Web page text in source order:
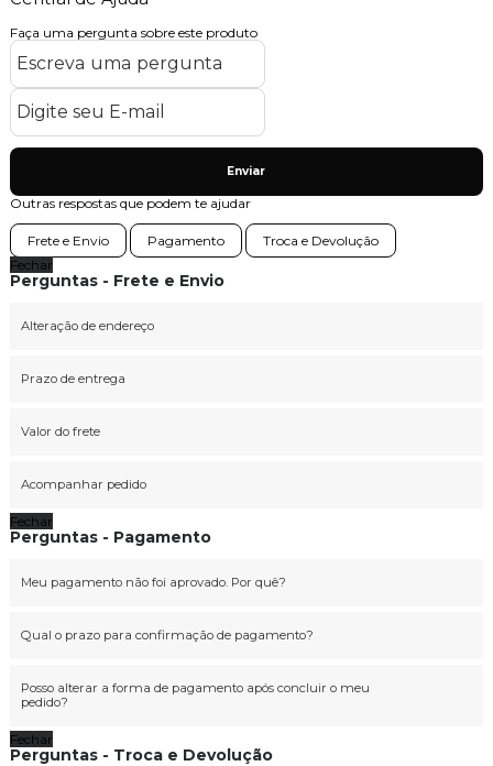
Faça uma pergunta sobre este produto
Enviar
Outras respostas que podem te ajudar
Frete e Envio Pagamento
Troca e Devolução
Fechar
Perguntas - Frete e Envio
Alteração de endereço
Prazo de entrega
Valor do frete
Acompanhar pedido
Fechar
Perguntas - Pagamento
Meu pagamento não foi aprovado. Por quê?
Qual o prazo para confirmação de pagamento?
Posso alterar a forma de pagamento após concluir o meu
pedido?
Fechar
Perguntas - Troca e Devolução